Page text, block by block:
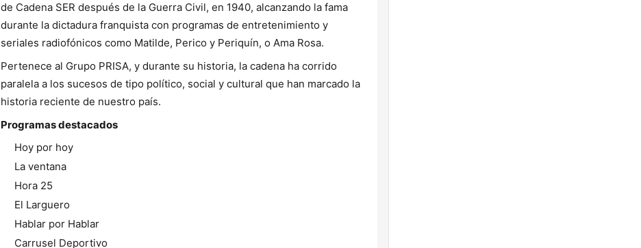
de Cadena SER después de la Guerra Civil, en 1940, alcanzando la fama
durante la dictadura franquista con programas de entretenimiento y
seriales radiofónicos como Matilde, Perico y Periquín, o Ama Rosa.
Pertenece al Grupo PRISA, y durante su historia, la cadena ha corrido
paralela a los sucesos de tipo político, social y cultural que han marcado la
historia reciente de nuestro país.
Programas destacados
Hoy por hoy
La ventana
Hora 25
El Larguero
Hablar por Hablar
Carrusel Deportivo